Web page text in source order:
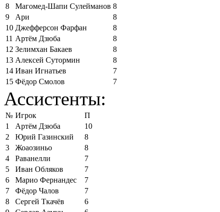
8
Магомед-Шапи Сулейманов 8
9
Ари
8
10 Джефферсон Фарфан
8
11 Артём Дзюба
8
12 Зелимхан Бакаев
8
13 Алексей Сутормин
8
14 Иван Игнатьев
7
15 Фёдор Смолов 7
Ассистенты:
№ Игрок
П
1
Артём Дзюба
10
2
Юрий Газинский
8
3
Жоаозиньо
8
4
Раванелли
7
5
Иван Обляков
7
6
Марио Фернандес
7
7
Фёдор Чалов
7
8
Сергей Ткачёв
6